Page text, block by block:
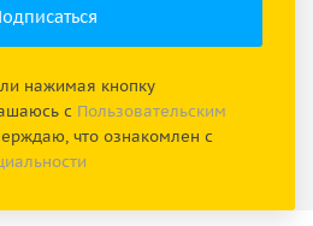
нажимая кнопку
с Пользовательским
что ознакомлен с